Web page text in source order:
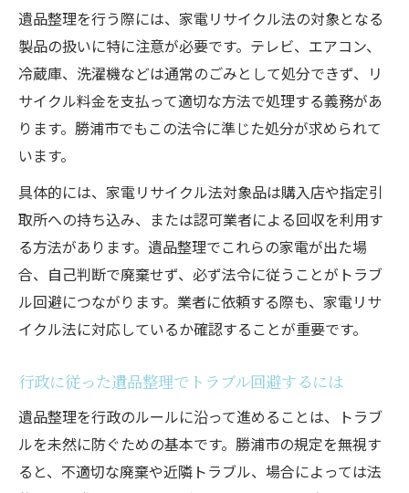
遺品整理を行う際には、家電リサイクル法の対象となる
製品の扱いに特に注意が必要です。テレビ、エアコン、
冷蔵庫、洗濯機などは通常のごみとして処分できず、リ
サイクル料金を支払って適切な方法で処理する義務があ
ります。勝浦市でもこの法令に準じた処分が求められて
います。
具体的には、家電リサイクル法対象品は購入店や指定引
取所への持ち込み、または認可業者による回収を利用す
る方法があります。遺品整理でこれらの家電が出た場
合、自己判断で廃棄せず、必ず法令に従うことがトラブ
ル回避につながります。業者に依頼する際も、家電リサ
イクル法に対応しているか確認することが重要です。
行政に従った遺品整理でトラブル回避するには
遺品整理を行政のルールに沿って進めることは、トラブ
ルを未然に防ぐための基本です。勝浦市の規定を無視す
ると、不適切な廃棄や近隣トラブル、場合によっては法